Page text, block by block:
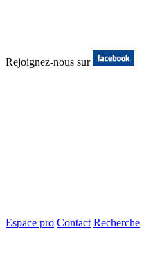
Rejoignez-nous sur
Espace pro Contact Recherche